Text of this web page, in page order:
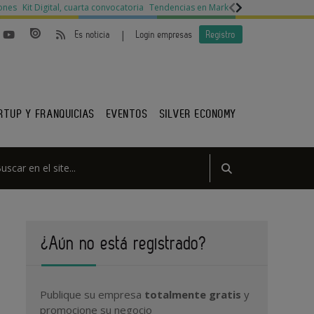
Kit Digital, cuarta convocatoria Tendencias en Marketing
Es noticia | Login empresas Registro
Y FRANQUICIAS EVENTOS SILVER ECONOMY
¿Aún no está registrado?
Publique su empresa totalmente gratis y
promocione su negocio